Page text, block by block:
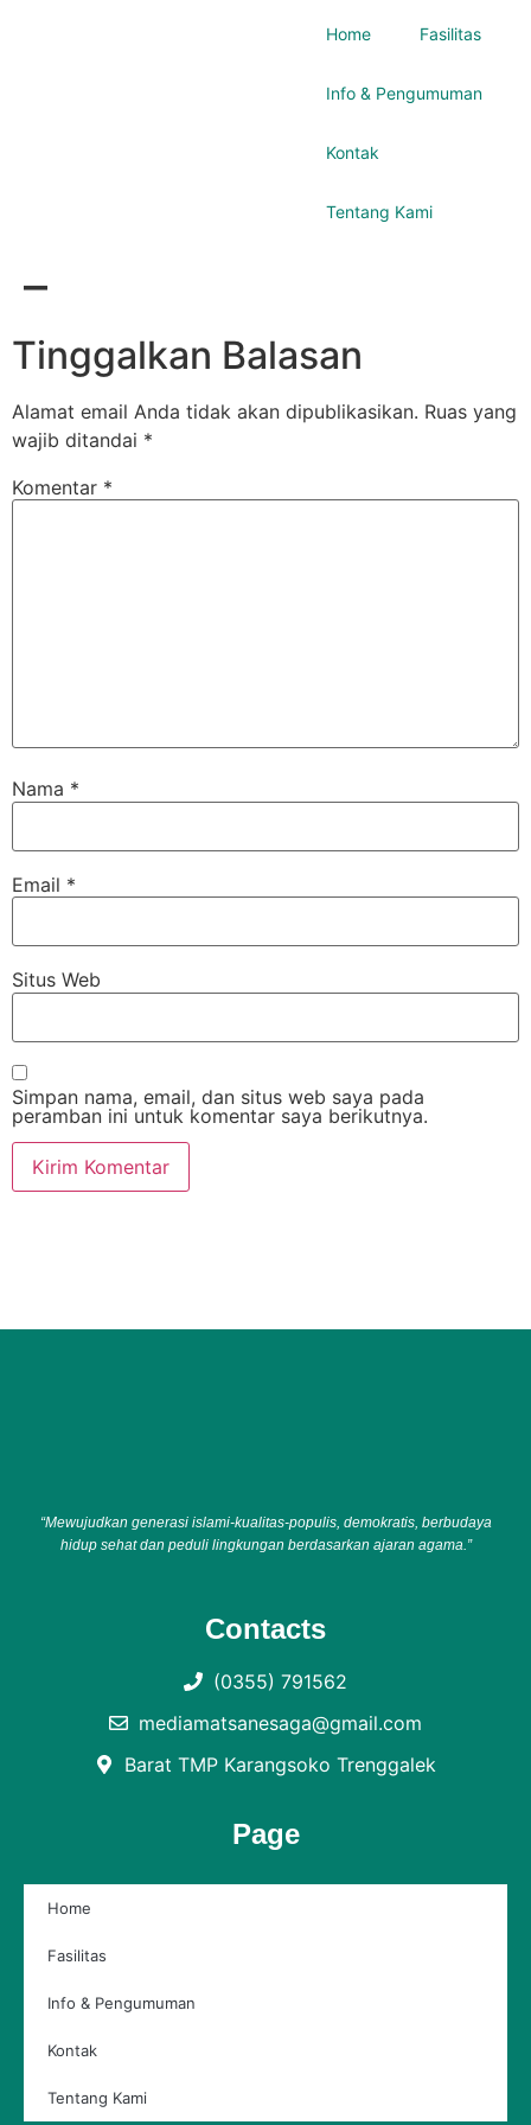
Home Fasilitas
Info & Pengumuman
Kontak
Tentang Kami
–
Tinggalkan Balasan
Alamat email Anda tidak akan dipublikasikan. Ruas yang
wajib ditandai *
Komentar *
Nama *
Email *
Situs Web
Simpan nama, email, dan situs web saya pada
peramban ini untuk komentar saya berikutnya.
“Mewujudkan generasi islami-kualitas-populis, demokratis, berbudaya
hidup sehat dan peduli lingkungan berdasarkan ajaran agama.”
Contacts
(0355) 791562
mediamatsanesaga@gmail.com
Barat TMP Karangsoko Trenggalek
Page
Home
Fasilitas
Info & Pengumuman
Kontak
Tentang Kami